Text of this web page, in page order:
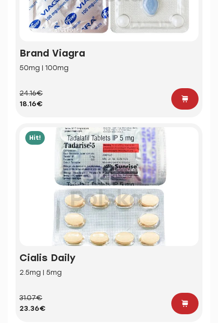
Brand Viagra
50mg | 100mg
24.16€
18.16€
Hit!
Cialis Daily
2.5mg | 5mg
31.07€
23.36€